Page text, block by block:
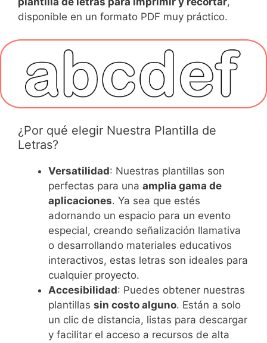
disponible en un formato PDF muy práctico.
¿Por qué elegir Nuestra Plantilla de
Letras?
Versatilidad: Nuestras plantillas son
perfectas para una amplia gama de
aplicaciones. Ya sea que estés
adornando un espacio para un evento
especial, creando señalización llamativa
o desarrollando materiales educativos
interactivos, estas letras son ideales para
cualquier proyecto.
Accesibilidad: Puedes obtener nuestras
plantillas sin costo alguno. Están a solo
un clic de distancia, listas para descargar
y facilitar el acceso a recursos de alta